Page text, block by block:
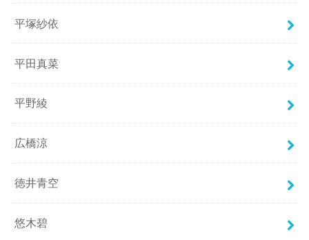
平塚紗依
平田真菜
平野綾
広橋涼
徳井青空
悠木碧